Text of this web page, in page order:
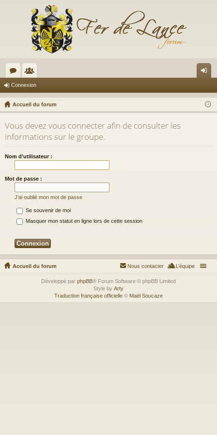
or
u
m
s
e
m
br
es
ne
xi
Connexion
Accueil du forum
Vous devez vous connecter afin de consulter les
informations sur le groupe.
Nom d’utilisateur :
Mot de passe :
J’ai oublié mon mot de passe
Se souvenir de moi
Masquer mon statut en ligne lors de cette session
Accueil du forum L’équipe
Nous contacter
Développé par phpBB® Forum Software © phpBB Limited
Style by Arty
Traduction française officielle © Maël Soucaze